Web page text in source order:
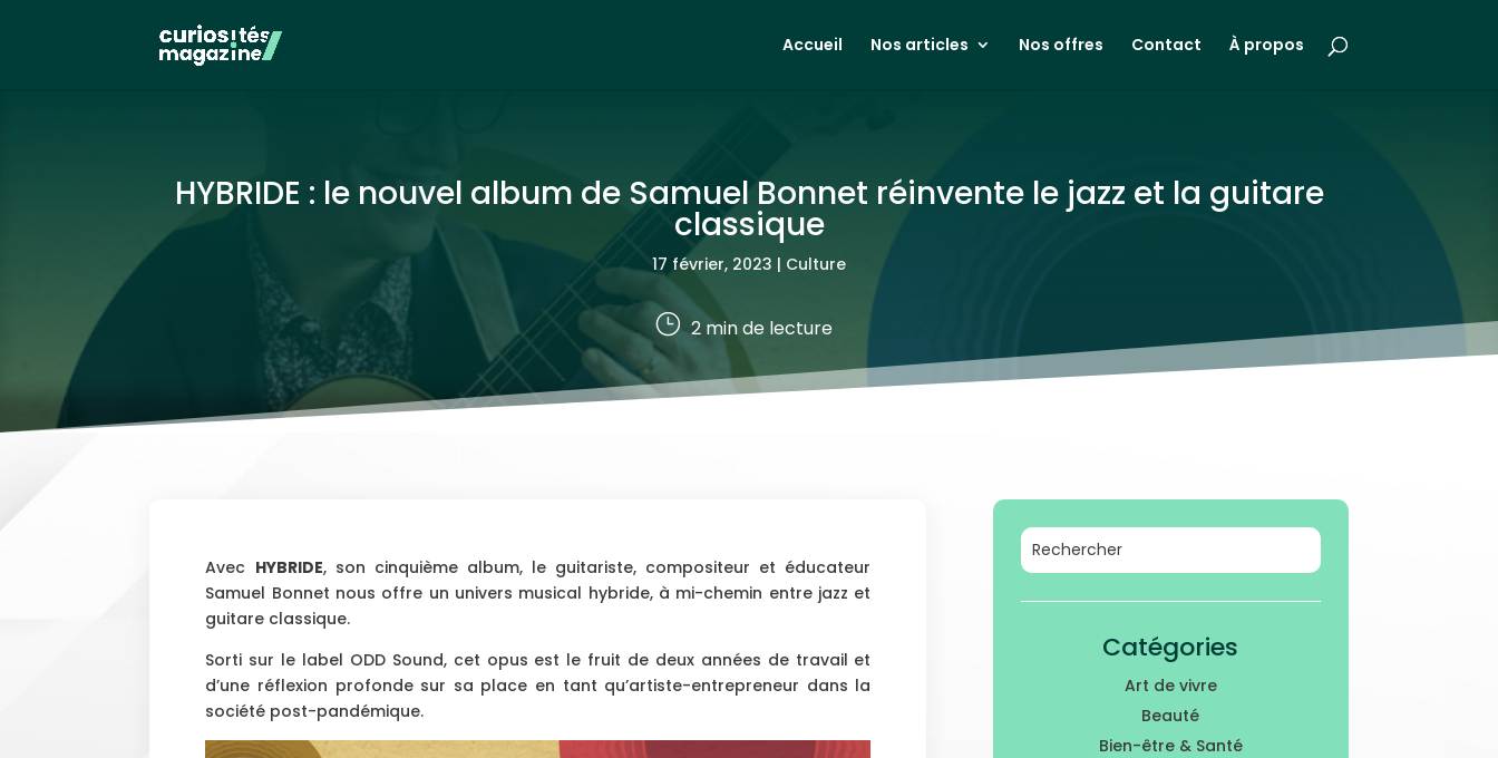
Accueil Nos articles Nos offres Contact À propos
HYBRIDE : le nouvel album de Samuel Bonnet réinvente le jazz et la guitare
classique
17 février, 2023 | Culture
} 2 min de lecture
Avec HYBRIDE, son cinquième album, le guitariste, compositeur et éducateur
Samuel Bonnet nous offre un univers musical hybride, à mi-chemin entre jazz et
guitare classique.
Sorti sur le label ODD Sound, cet opus est le fruit de deux années de travail et
d’une réflexion profonde sur sa place en tant qu’artiste-entrepreneur dans la
société post-pandémique.
Catégories
Art de vivre
Beauté
Bien-être & Santé